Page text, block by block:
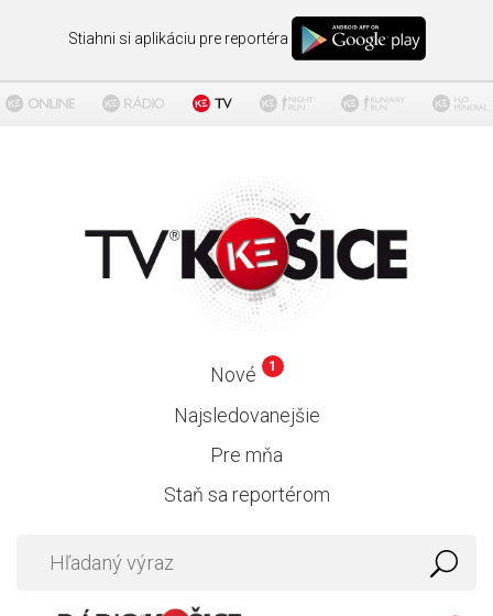
Stiahni si aplikáciu pre reportéra
Nové 1
Najsledovanejšie
Pre mňa
Staň sa reportérom